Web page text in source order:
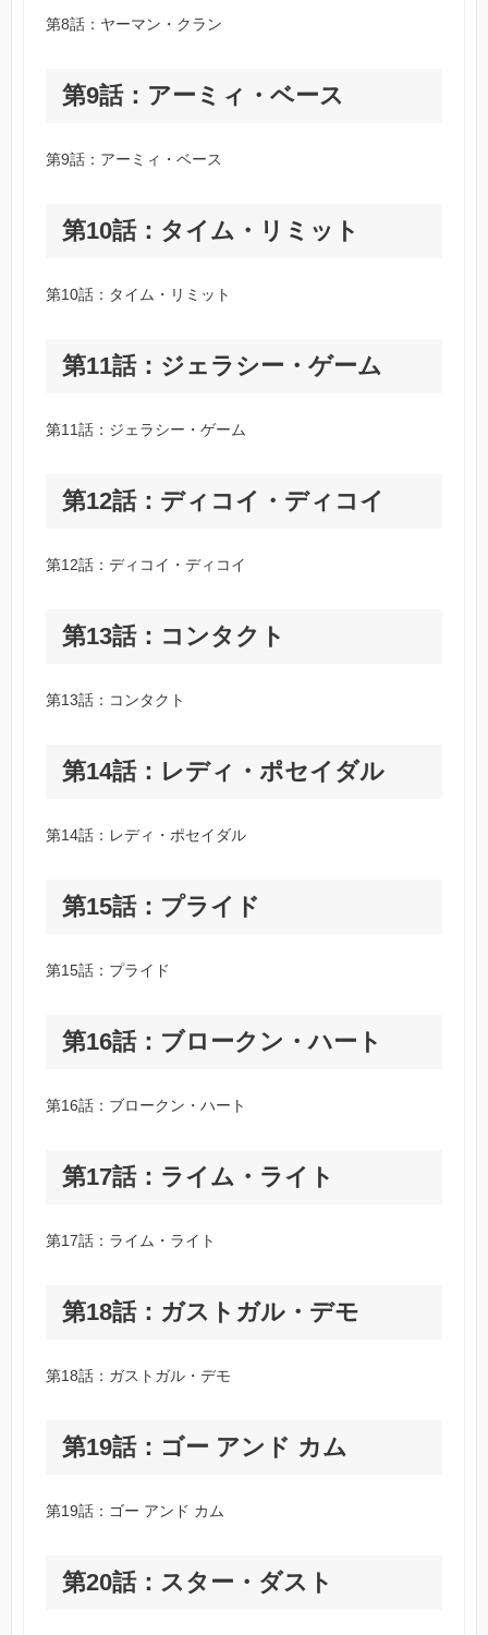
第8話：ヤーマン・クラン
第9話：アーミィ・ベース
第9話：アーミィ・ベース
第10話：タイム・リミット
第10話：タイム・リミット
第11話：ジェラシー・ゲーム
第11話：ジェラシー・ゲーム
第12話：ディコイ・ディコイ
第12話：ディコイ・ディコイ
第13話：コンタクト
第13話：コンタクト
第14話：レディ・ポセイダル
第14話：レディ・ポセイダル
第15話：プライド
第15話：プライド
第16話：ブロークン・ハート
第16話：ブロークン・ハート
第17話：ライム・ライト
第17話：ライム・ライト
第18話：ガストガル・デモ
第18話：ガストガル・デモ
第19話：ゴー アンド カム
第19話：ゴー アンド カム
第20話：スター・ダスト